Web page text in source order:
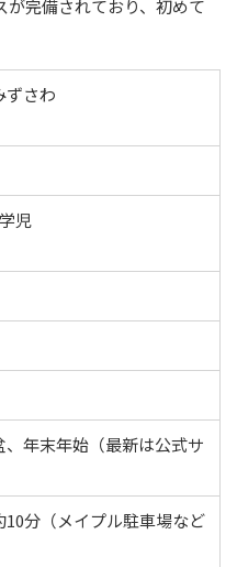
が完備されており、初めて
ずさわ
児
、年末年始（最新は公式サ
分（メイプル駐車場など